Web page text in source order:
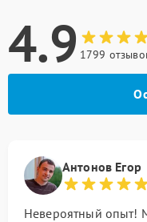
4.9 1799
Антонов Егор
Невероятный опыт!